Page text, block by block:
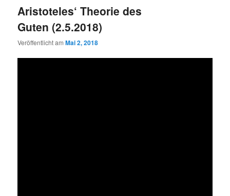
Aristoteles‘ Theorie des
Guten (2.5.2018)
Veröffentlicht amMai 2, 2018